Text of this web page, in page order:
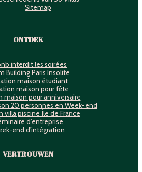
Sitemap
ONTDEK
interdit les soirées
Building Paris Insolite
maison étudiant
maison pour fête
maison pour anniversaire
20 personnes en Week-end
villa piscine Île de France
d'entreprise
end d'intégration
VERTROUWEN